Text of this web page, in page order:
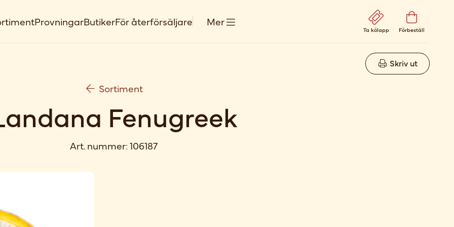
ProvningarButikerFör återförsäljare Mer
Ta kölapp Förbeställ
Skriv ut
Sortiment
Fenugreek
Art. nummer:106187